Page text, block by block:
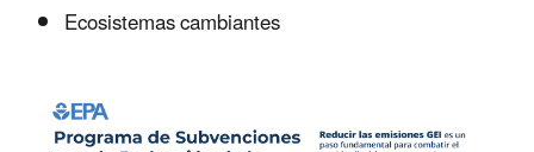
Ecosistemas cambiantes